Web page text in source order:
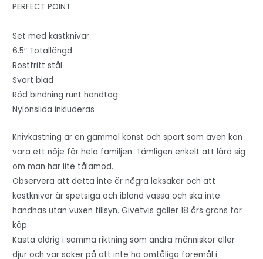
PERFECT POINT
Set med kastknivar
6.5″ Totallängd
Rostfritt stål
Svart blad
Röd bindning runt handtag
Nylonslida inkluderas
Knivkastning är en gammal konst och sport som även kan
vara ett nöje för hela familjen. Tämligen enkelt att lära sig
om man har lite tålamod.
Observera att detta inte är några leksaker och att
kastknivar är spetsiga och ibland vassa och ska inte
handhas utan vuxen tillsyn. Givetvis gäller 18 års gräns för
köp.
Kasta aldrig i samma riktning som andra människor eller
djur och var säker på att inte ha ömtåliga föremål i